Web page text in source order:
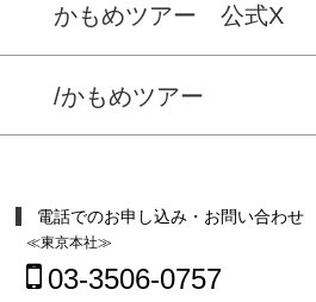
かもめツアー 公式X
/かもめツアー
電話でのお申し込み・お問い合わせ
≪東京本社≫
03-3506-0757